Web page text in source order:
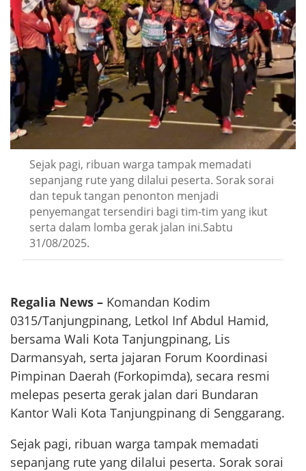
Sejak pagi, ribuan warga tampak memadati
sepanjang rute yang dilalui peserta. Sorak sorai
dan tepuk tangan penonton menjadi
penyemangat tersendiri bagi tim-tim yang ikut
serta dalam lomba gerak jalan ini.Sabtu
31/08/2025.
Regalia News – Komandan Kodim
0315/Tanjungpinang, Letkol Inf Abdul Hamid,
bersama Wali Kota Tanjungpinang, Lis
Darmansyah, serta jajaran Forum Koordinasi
Pimpinan Daerah (Forkopimda), secara resmi
melepas peserta gerak jalan dari Bundaran
Kantor Wali Kota Tanjungpinang di Senggarang.
Sejak pagi, ribuan warga tampak memadati
sepanjang rute yang dilalui peserta. Sorak sorai